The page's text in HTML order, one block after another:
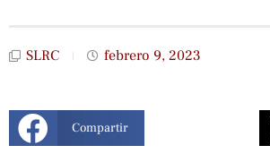
SLRC febrero 9, 2023
Compartir